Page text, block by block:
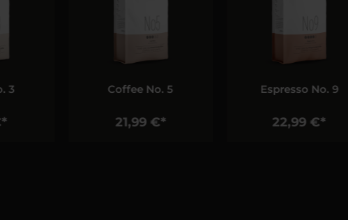
3 Coffee No. 5
21,99 €*
Espresso No. 9
22,99 €*